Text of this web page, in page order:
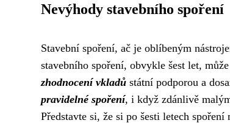
Nevýhody stavebního spoření
Stavební spoření, ač je oblíbeným
stavebního spoření, obvykle šest let,
zhodnocení vkladů státní podporou a
pravidelné spoření, i když zdánlivě
Představte si, že si po šesti letech